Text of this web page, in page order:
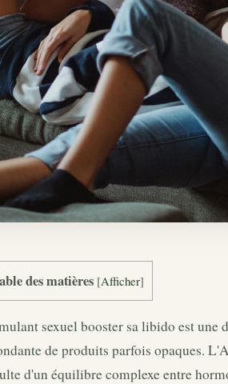
des matières [Afficher]
sexuel booster sa libido est une
de produits parfois opaques.
d'un équilibre complexe entre